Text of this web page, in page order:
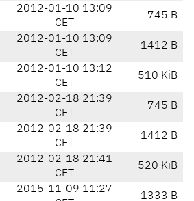
2012-01-10 13:09
CET
745 B
2012-01-10 13:09
CET
1412 B
2012-01-10 13:12
CET
510 KiB
2012-02-18 21:39
CET
745 B
2012-02-18 21:39
CET
1412 B
2012-02-18 21:41
CET
520 KiB
2015-11-09 11:27
1333 B